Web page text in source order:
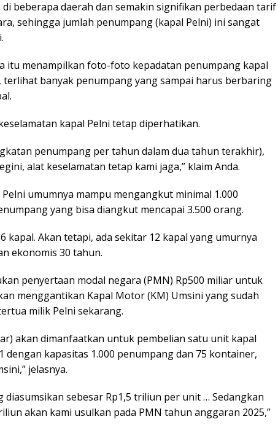
beberapa daerah dan semakin signifikan perbedaan tarif
sehingga jumlah penumpang (kapal Pelni) ini sangat
itu menampilkan foto-foto kepadatan penumpang kapal
terlihat banyak penumpang yang sampai harus berbaring
kapal Pelni tetap diperhatikan.
penumpang per tahun dalam dua tahun terakhir),
alat keselamatan tetap kami jaga,” klaim Anda.
umumnya mampu mengangkut minimal 1.000
yang bisa diangkut mencapai 3.500 orang.
kapal. Akan tetapi, ada sekitar 12 kapal yang umurnya
ekonomis 30 tahun.
penyertaan modal negara (PMN) Rp500 miliar untuk
menggantikan Kapal Motor (KM) Umsini yang sudah
milik Pelni sekarang.
akan dimanfaatkan untuk pembelian satu unit kapal
dengan kapasitas 1.000 penumpang dan 75 kontainer,
jelasnya.
diasumsikan sebesar Rp1,5 triliun per unit … Sedangkan
akan kami usulkan pada PMN tahun anggaran 2025,”